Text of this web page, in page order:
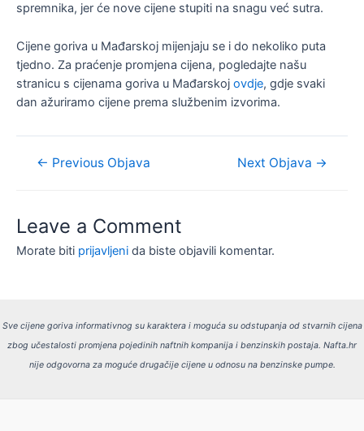
spremnika, jer će nove cijene stupiti na snagu već sutra.
Cijene goriva u Mađarskoj mijenjaju se i do nekoliko puta
tjedno. Za praćenje promjena cijena, pogledajte našu
stranicu s cijenama goriva u Mađarskoj ovdje, gdje svaki
dan ažuriramo cijene prema službenim izvorima.
Navigacija
← Previous Objava Next Objava →
Leave a Comment
Morate biti prijavljeni da biste objavili komentar.
Sve cijene goriva informativnog su karaktera i moguća su odstupanja od stvarnih cijena
zbog učestalosti promjena pojedinih naftnih kompanija i benzinskih postaja. Nafta.hr
nije odgovorna za moguće drugačije cijene u odnosu na benzinske pumpe.